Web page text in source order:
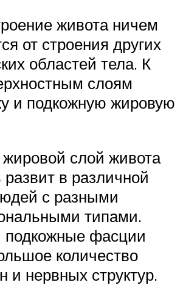
живота ничем
от строения других
областей тела. К
слоям
и подкожную жировую
слой живота
в различной
с разными
типами.
подкожные фасции
количество
и нервных структур.